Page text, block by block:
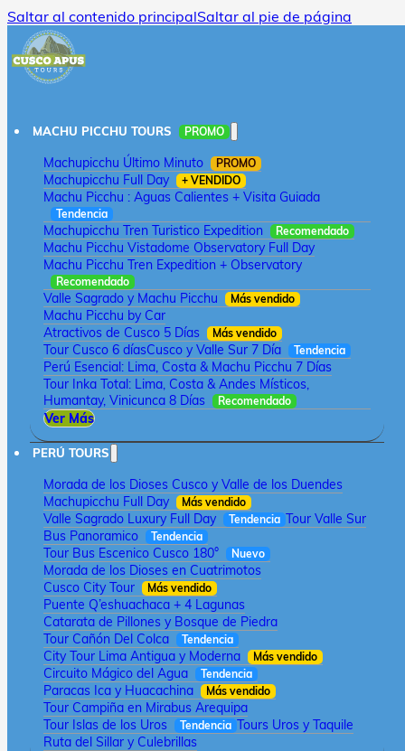
Saltar al contenido principalSaltar al pie de página
MACHU PICCHU TOURS PROMO
Machupicchu Último Minuto PROMO
Machupicchu Full Day + VENDIDO
Machu Picchu : Aguas Calientes + Visita Guiada
Tendencia
Machupicchu Tren Turistico Expedition Recomendado
Machu Picchu Vistadome Observatory Full Day
Machu Picchu Tren Expedition + Observatory
Recomendado
Valle Sagrado y Machu Picchu Más vendido
Machu Picchu by Car
Atractivos de Cusco 5 Días
Más vendido
Tour Cusco 6 díasCusco y Valle Sur 7 Día Tendencia
Perú Esencial: Lima, Costa & Machu Picchu 7 Días
Tour Inka Total: Lima, Costa & Andes Místicos,
Humantay, Vinicunca 8 Días
Recomendado
Ver Más
PERÚ TOURS
Morada de los Dioses Cusco y Valle de los Duendes
Machupicchu Full Day
Más vendido
Valle Sagrado Luxury Full Day Tendencia Tour Valle Sur
Bus Panoramico
Tendencia
Tour Bus Escenico Cusco 180° Nuevo
Morada de los Dioses en Cuatrimotos
Cusco City Tour
Más vendido
Puente Q’eshuachaca + 4 Lagunas
Catarata de Pillones y Bosque de Piedra
Tour Cañón Del Colca
Tendencia
City Tour Lima Antigua y Moderna Más vendido
Circuito Mágico del Agua Tendencia
Paracas Ica y Huacachina Más vendido
Tour Campiña en Mirabus Arequipa
Tour Islas de los Uros
Tendencia Tours Uros y Taquile
Ruta del Sillar y Culebrillas